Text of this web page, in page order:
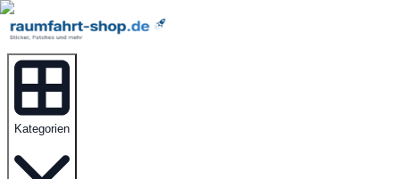
Kategorien